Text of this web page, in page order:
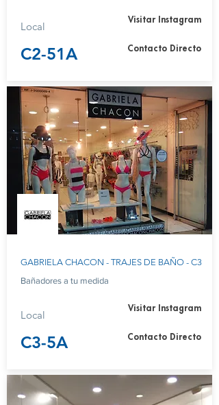
Local
C2-51A
Visitar Instagram
Contacto Directo
GABRIELA CHACON - TRAJES DE BAÑO - C3
Bañadores a tu medida
Local
C3-5A
Visitar Instagram
Contacto Directo